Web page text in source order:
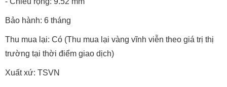
- Chiều rộng: 9.52 mm
Bảo hành: 6 tháng
Thu mua lại: Có (Thu mua lại vàng vĩnh viễn theo giá trị thị
trường tại thời điểm giao dịch)
Xuất xứ: TSVN